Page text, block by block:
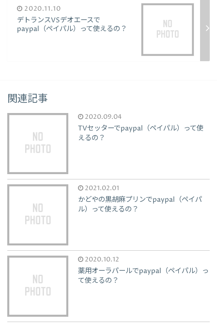
2020.11.10
デトランスVSデオエースで
paypal（ペイパル）って使えるの？
関連記事
2020.09.04
TVセッターでpaypal（ペイパル）って使
えるの？
2021.02.01
かどやの黒胡麻プリンでpaypal（ペイパ
ル）って使えるの？
2020.10.12
薬用オーラパールでpaypal（ペイパル）っ
て使えるの？